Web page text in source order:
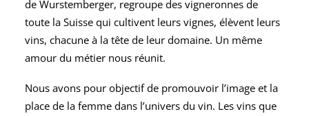
de Wurstemberger, regroupe des vigneronnes de
toute la Suisse qui cultivent leurs vignes, élèvent leurs
vins, chacune à la tête de leur domaine. Un même
amour du métier nous réunit.
Nous avons pour objectif de promouvoir l’image et la
place de la femme dans l’univers du vin. Les vins que